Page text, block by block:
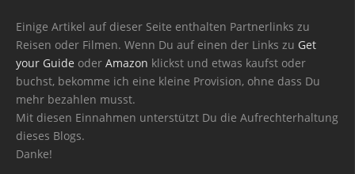
Einige Artikel auf dieser Seite enthalten Partnerlinks zu
Reisen oder Filmen. Wenn Du auf einen der Links zu Get
your Guide oder Amazon klickst und etwas kaufst oder
buchst, bekomme ich eine kleine Provision, ohne dass Du
mehr bezahlen musst.
Mit diesen Einnahmen unterstützt Du die Aufrechterhaltung
dieses Blogs.
Danke!